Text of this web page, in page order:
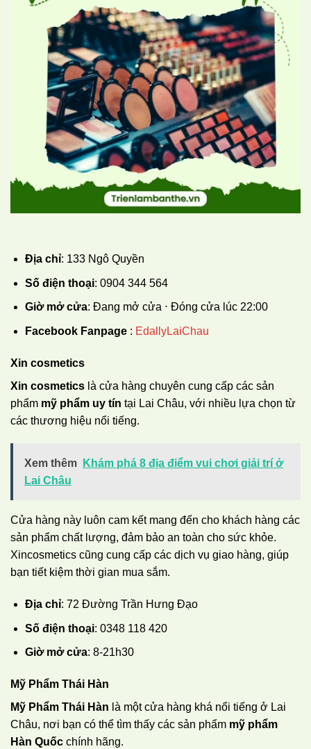
Địa chỉ: 133 Ngô Quyền
Số điện thoại: 0904 344 564
Giờ mở cửa: Đang mở cửa ⋅ Đóng cửa lúc 22:00
Facebook Fanpage: EdallyLaiChau
Xin cosmetics
Xin cosmetics là cửa hàng chuyên cung cấp các sản
phẩm mỹ phẩm uy tín tại Lai Châu, với nhiều lựa chọn từ
các thương hiệu nổi tiếng.
Xem thêm
Khám phá 8 địa điểm vui chơi giải trí ở
Lai Châu
Cửa hàng này luôn cam kết mang đến cho khách hàng các
sản phẩm chất lượng, đảm bảo an toàn cho sức khỏe.
Xincosmetics cũng cung cấp các dịch vụ giao hàng, giúp
bạn tiết kiệm thời gian mua sắm.
Địa chỉ: 72 Đường Trần Hưng Đạo
Số điện thoại: 0348 118 420
Giờ mở cửa: 8-21h30
Mỹ Phẩm Thái Hàn
Mỹ Phẩm Thái Hàn là một cửa hàng khá nổi tiếng ở Lai
Châu, nơi bạn có thể tìm thấy các sản phẩm mỹ phẩm
Hàn Quốc chính hãng.